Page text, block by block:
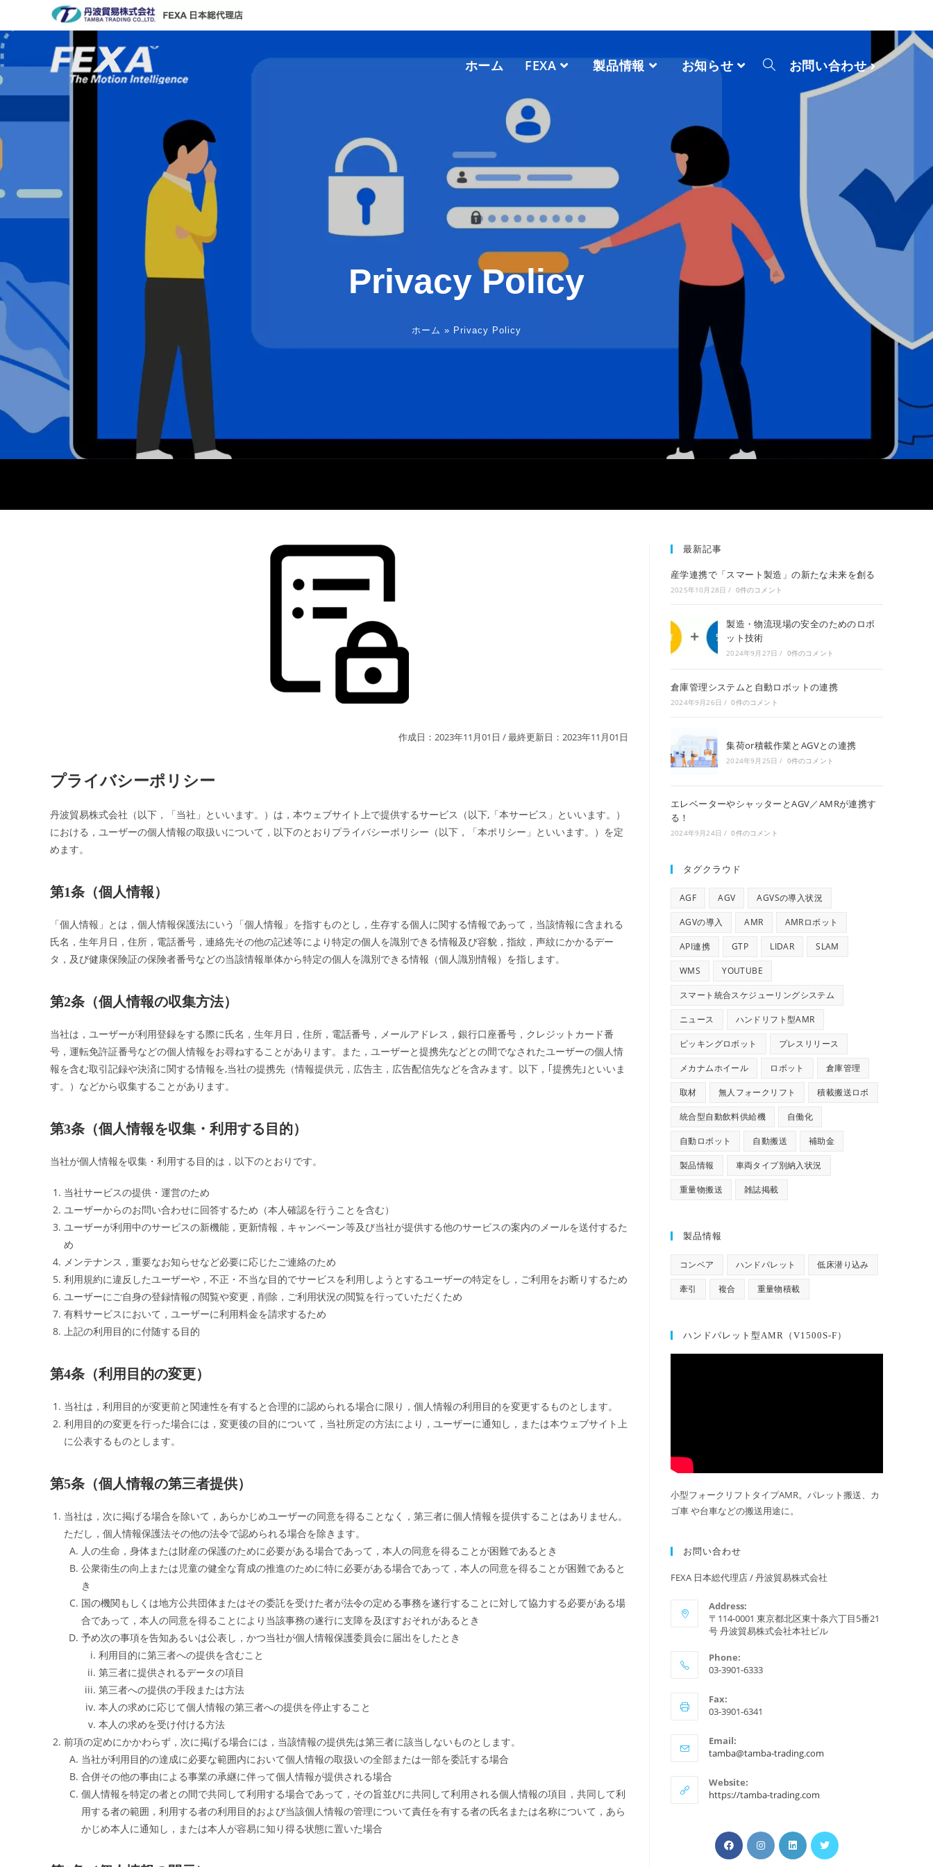
テ
ン
ツ
へ
ッ
プ
ホーム FEXA 製品情報 お知らせ お問い合わせ
Privacy Policy
ホーム » Privacy Policy
作成日：2023年11月01日 / 最終更新日：2023年11月01日
プライバシーポリシー
丹波貿易株式会社（以下，「当社」といいます。）は，本ウェブサイト上で提供するサービス（以下,「本サービス」といいます。）
における，ユーザーの個人情報の取扱いについて，以下のとおりプライバシーポリシー（以下，「本ポリシー」といいます。）を定
めます。
第1条（個人情報）
「個人情報」とは，個人情報保護法にいう「個人情報」を指すものとし，生存する個人に関する情報であって，当該情報に含まれる
氏名，生年月日，住所，電話番号，連絡先その他の記述等により特定の個人を識別できる情報及び容貌，指紋，声紋にかかるデー
タ，及び健康保険証の保険者番号などの当該情報単体から特定の個人を識別できる情報（個人識別情報）を指します。
第2条（個人情報の収集方法）
当社は，ユーザーが利用登録をする際に氏名，生年月日，住所，電話番号，メールアドレス，銀行口座番号，クレジットカード番
号，運転免許証番号などの個人情報をお尋ねすることがあります。また，ユーザーと提携先などとの間でなされたユーザーの個人情
報を含む取引記録や決済に関する情報を,当社の提携先（情報提供元，広告主，広告配信先などを含みます。以下，｢提携先｣といいま
す。）などから収集することがあります。
第3条（個人情報を収集・利用する目的）
当社が個人情報を収集・利用する目的は，以下のとおりです。
当社サービスの提供・運営のため
ユーザーからのお問い合わせに回答するため（本人確認を行うことを含む）
ユーザーが利用中のサービスの新機能，更新情報，キャンペーン等及び当社が提供する他のサービスの案内のメールを送付するた
め
メンテナンス，重要なお知らせなど必要に応じたご連絡のため
利用規約に違反したユーザーや，不正・不当な目的でサービスを利用しようとするユーザーの特定をし，ご利用をお断りするため
ユーザーにご自身の登録情報の閲覧や変更，削除，ご利用状況の閲覧を行っていただくため
有料サービスにおいて，ユーザーに利用料金を請求するため
上記の利用目的に付随する目的
第4条（利用目的の変更）
当社は，利用目的が変更前と関連性を有すると合理的に認められる場合に限り，個人情報の利用目的を変更するものとします。
利用目的の変更を行った場合には，変更後の目的について，当社所定の方法により，ユーザーに通知し，または本ウェブサイト上
に公表するものとします。
第5条（個人情報の第三者提供）
当社は，次に掲げる場合を除いて，あらかじめユーザーの同意を得ることなく，第三者に個人情報を提供することはありません。
ただし，個人情報保護法その他の法令で認められる場合を除きます。
人の生命，身体または財産の保護のために必要がある場合であって，本人の同意を得ることが困難であるとき
公衆衛生の向上または児童の健全な育成の推進のために特に必要がある場合であって，本人の同意を得ることが困難であると
き
国の機関もしくは地方公共団体またはその委託を受けた者が法令の定める事務を遂行することに対して協力する必要がある場
合であって，本人の同意を得ることにより当該事務の遂行に支障を及ぼすおそれがあるとき
予め次の事項を告知あるいは公表し，かつ当社が個人情報保護委員会に届出をしたとき
利用目的に第三者への提供を含むこと
第三者に提供されるデータの項目
第三者への提供の手段または方法
本人の求めに応じて個人情報の第三者への提供を停止すること
本人の求めを受け付ける方法
前項の定めにかかわらず，次に掲げる場合には，当該情報の提供先は第三者に該当しないものとします。
当社が利用目的の達成に必要な範囲内において個人情報の取扱いの全部または一部を委託する場合
合併その他の事由による事業の承継に伴って個人情報が提供される場合
個人情報を特定の者との間で共同して利用する場合であって，その旨並びに共同して利用される個人情報の項目，共同して利
用する者の範囲，利用する者の利用目的および当該個人情報の管理について責任を有する者の氏名または名称について，あら
かじめ本人に通知し，または本人が容易に知り得る状態に置いた場合
最新記事
産学連携で「スマート製造」の新たな未来を創る
2025年10月28日 / 0件のコメント
製造・物流現場の安全のためのロボ
ット技術
2024年9月27日 / 0件のコメント
倉庫管理システムと自動ロボットの連携
2024年9月26日 / 0件のコメント
集荷or積載作業とAGVとの連携
2024年9月25日 / 0件のコメント
エレベーターやシャッターとAGV／AMRが連携す
る！
2024年9月24日 / 0件のコメント
タグクラウド
AGF AGV AGVSの導入状況
AGVの導入 AMR AMRロボット
API連携 GTP LIDAR SLAM
WMS YOUTUBE
スマート統合スケジューリングシステム
ニュース ハンドリフト型AMR
ピッキングロボット プレスリリース
メカナムホイール ロボット 倉庫管理
取材 無人フォークリフト 積載搬送ロボ
統合型自動飲料供給機 自働化
自動ロボット 自動搬送 補助金
製品情報 車両タイプ別納入状況
重量物搬送 雑誌掲載
製品情報
コンベア ハンドパレット 低床潜り込み
牽引 複合 重量物積載
ハンドパレット型AMR（V1500S-F）
小型フォークリフトタイプAMR。パレット搬送、カ
ゴ車 や台車などの搬送用途に。
お問い合わせ
FEXA 日本総代理店 / 丹波貿易株式会社
Address:
〒114-0001 東京都北区東十条六丁目5番21
号 丹波貿易株式会社本社ビル
Phone:
03-3901-6333
Fax:
03-3901-6341
Email:
tamba@tamba-trading.com
ン
で
Website:
https://tamba-trading.com
新
し
新
し
新
し
新